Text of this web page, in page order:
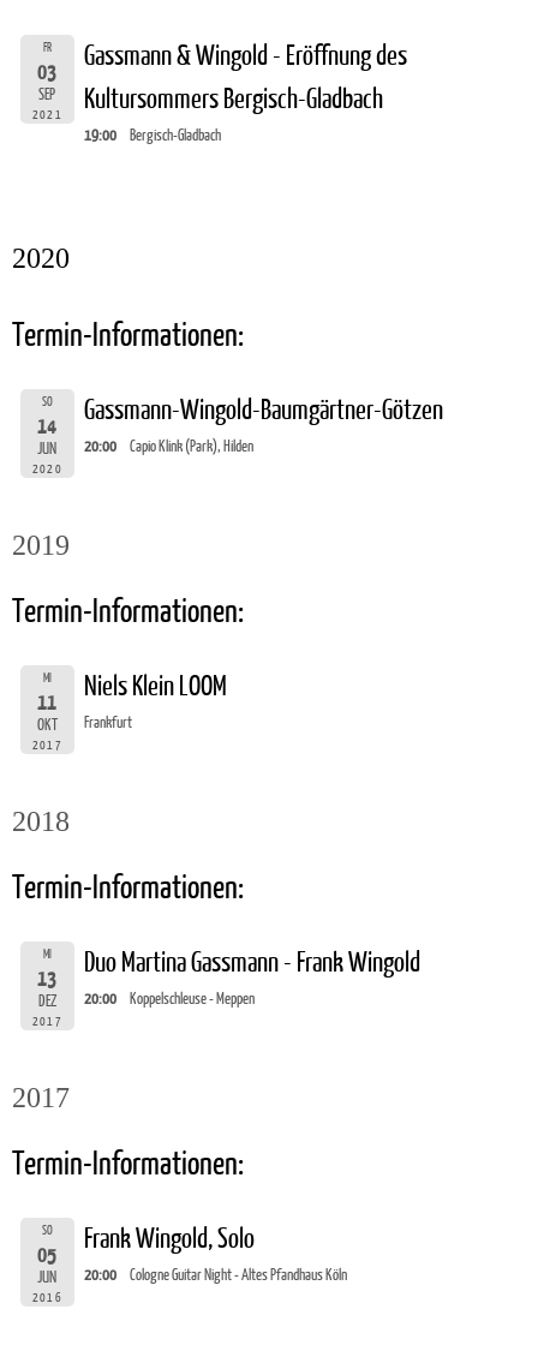
FR
03
SEP
2021
Gassmann & Wingold - Eröffnung des
Kultursommers Bergisch-Gladbach
19:00 Bergisch-Gladbach
2020
Termin-Informationen:
SO
14
JUN
2020
Gassmann-Wingold-Baumgärtner-Götzen
20:00 Capio Klink (Park), Hilden
2019
Termin-Informationen:
MI
11
OKT
2017
Niels Klein LOOM
Frankfurt
2018
Termin-Informationen:
MI
13
DEZ
2017
Duo Martina Gassmann - Frank Wingold
20:00 Koppelschleuse - Meppen
2017
Termin-Informationen:
SO
05
JUN
2016
Frank Wingold, Solo
20:00 Cologne Guitar Night - Altes Pfandhaus Köln